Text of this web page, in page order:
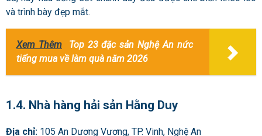
và trình bày đẹp mắt.
Xem Thêm
Top 23 đặc sản Nghệ An nức
tiếng mua về làm quà năm 2026
1.4. Nhà hàng hải sản Hằng Duy
Địa chỉ: 105 An Dương Vương, TP. Vinh, Nghệ An